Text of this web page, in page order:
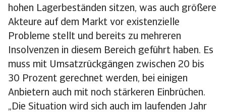
hohen Lagerbeständen sitzen, was auch größere
Akteure auf dem Markt vor existenzielle
Probleme stellt und bereits zu mehreren
Insolvenzen in diesem Bereich geführt haben. Es
muss mit Umsatzrückgängen zwischen 20 bis
30 Prozent gerechnet werden, bei einigen
Anbietern auch mit noch stärkeren Einbrüchen.
„Die Situation wird sich auch im laufenden Jahr